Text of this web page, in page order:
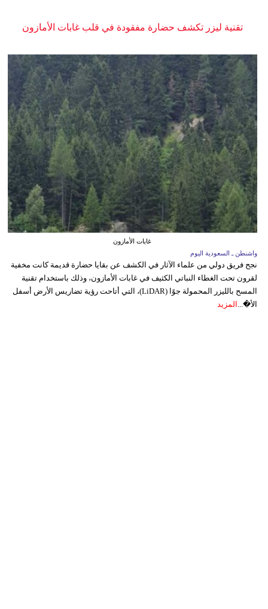
تقنية ليزر تكشف حضارة مفقودة في قلب غابات الأمازون
غابات الأمازون
واشنطن ـ السعودية اليوم
نجح فريق دولي من علماء الآثار في الكشف عن بقايا حضارة قديمة كانت مخفية
لقرون تحت الغطاء النباتي الكثيف في غابات الأمازون، وذلك باستخدام تقنية
المسح بالليزر المحمولة جوًا (LiDAR)، التي أتاحت رؤية تضاريس الأرض أسفل
الأ�... المزيد